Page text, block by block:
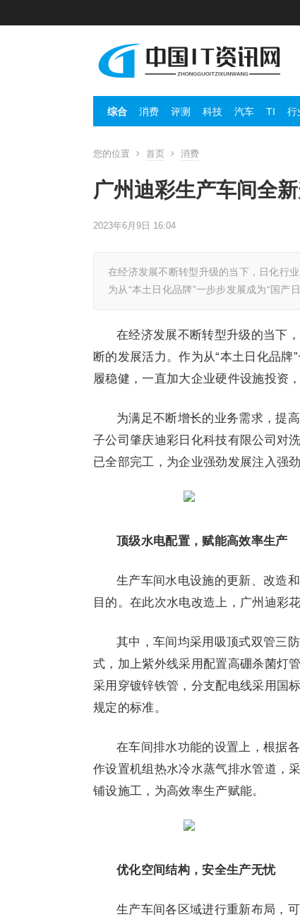
综合 消费 评测 科技 汽车 TI 行
您的位置 首页 消费
广州迪彩生产车间全
2023年6月9日 16:04
在经济发展不断转型升级的当下，日化行
为从“本土日化品牌”一步步发展成为“国产
在经济发展不断转型升级的当下
断的发展活力。作为从“本土日化品牌
履稳健，一直加大企业硬件设施投资
为满足不断增长的业务需求，提
子公司肇庆迪彩日化科技有限公司对
已全部完工，为企业强劲发展注入强劲
顶级水电配置，赋能高效率生产
生产车间水电设施的更新、改造
目的。在此次水电改造上，广州迪彩
其中，车间均采用吸顶式双管三
式，加上紫外线采用配置高硼杀菌灯
采用穿镀锌铁管，分支配电线采用国
规定的标准。
在车间排水功能的设置上，根据
作设置机组热水冷水蒸气排水管道，
铺设施工，为高效率生产赋能。
优化空间结构，安全生产无忧
生产车间各区域进行重新布局，